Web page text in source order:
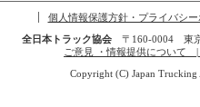
個人情報保護方針・プライバシー
全日本トラック協会〒160-0004 東京
ご意見 ・情報提供について |
Copyright (C) Japan Trucking